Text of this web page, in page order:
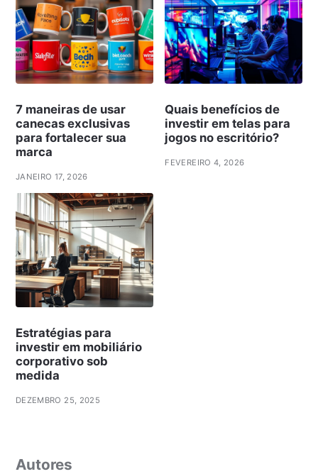
7 maneiras de usar
canecas exclusivas
para fortalecer sua
marca
JANEIRO 17, 2026
Quais benefícios de
investir em telas para
jogos no escritório?
FEVEREIRO 4, 2026
Estratégias para
investir em mobiliário
corporativo sob
medida
DEZEMBRO 25, 2025
Autores